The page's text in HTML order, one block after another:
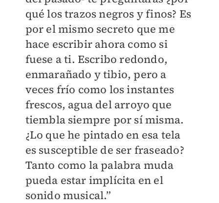
qué los trazos negros y finos? Es
por el mismo secreto que me
hace escribir ahora como si
fuese a ti. Escribo redondo,
enmarañado y tibio, pero a
veces frío como los instantes
frescos, agua del arroyo que
tiembla siempre por sí misma.
¿Lo que he pintado en esa tela
es susceptible de ser fraseado?
Tanto como la palabra muda
pueda estar implícita en el
sonido musical.”